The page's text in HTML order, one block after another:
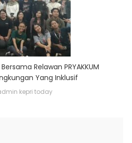
Relawan PRYAKKUM
Yang Inklusif
kepri today